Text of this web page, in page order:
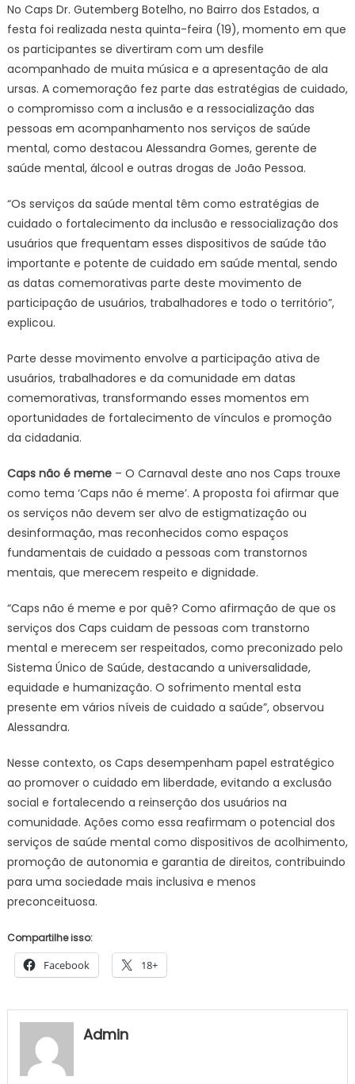
No Caps Dr. Gutemberg Botelho, no Bairro dos Estados, a
festa foi realizada nesta quinta-feira (19), momento em que
os participantes se divertiram com um desfile
acompanhado de muita música e a apresentação de ala
ursas. A comemoração fez parte das estratégias de cuidado,
o compromisso com a inclusão e a ressocialização das
pessoas em acompanhamento nos serviços de saúde
mental, como destacou Alessandra Gomes, gerente de
saúde mental, álcool e outras drogas de João Pessoa.
“Os serviços da saúde mental têm como estratégias de
cuidado o fortalecimento da inclusão e ressocialização dos
usuários que frequentam esses dispositivos de saúde tão
importante e potente de cuidado em saúde mental, sendo
as datas comemorativas parte deste movimento de
participação de usuários, trabalhadores e todo o território”,
explicou.
Parte desse movimento envolve a participação ativa de
usuários, trabalhadores e da comunidade em datas
comemorativas, transformando esses momentos em
oportunidades de fortalecimento de vínculos e promoção
da cidadania.
Caps não é meme– O Carnaval deste ano nos Caps trouxe
como tema ‘Caps não é meme’. A proposta foi afirmar que
os serviços não devem ser alvo de estigmatização ou
desinformação, mas reconhecidos como espaços
fundamentais de cuidado a pessoas com transtornos
mentais, que merecem respeito e dignidade.
“Caps não é meme e por quê? Como afirmação de que os
serviços dos Caps cuidam de pessoas com transtorno
mental e merecem ser respeitados, como preconizado pelo
Sistema Único de Saúde, destacando a universalidade,
equidade e humanização. O sofrimento mental esta
presente em vários níveis de cuidado a saúde”, observou
Alessandra.
Nesse contexto, os Caps desempenham papel estratégico
ao promover o cuidado em liberdade, evitando a exclusão
social e fortalecendo a reinserção dos usuários na
comunidade. Ações como essa reafirmam o potencial dos
serviços de saúde mental como dispositivos de acolhimento,
promoção de autonomia e garantia de direitos, contribuindo
para uma sociedade mais inclusiva e menos
preconceituosa.
Compartilhe isso:
Facebook 18+
Admin